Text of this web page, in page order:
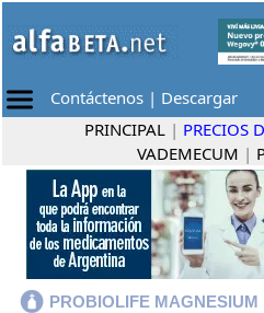
Contáctenos | Descargar
PRINCIPAL | PRECIOS
VADEMECUM |
PROBIOLIFE MAGNESIUM